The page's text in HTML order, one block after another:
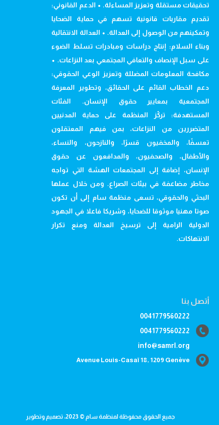
تحقيقات مستقلة وتعزيز المساءلة. • الدعم القانوني:
تقديم مقاربات قانونية تسهم في حماية الضحايا
وتمكينهم من الوصول إلى العدالة. • العدالة الانتقالية
وبناء السلام: إنتاج دراسات ومبادرات تسلط الضوء
على سبل الإنصاف والتعافي المجتمعي بعد النزاعات. •
مكافحة المعلومات المضللة وتعزيز الوعي الحقوقي:
دعم الخطاب القائم على الحقائق، وتطوير المعرفة
المجتمعية بمعايير حقوق الإنسان. الفئات
المستهدفة: تركّز المنظمة على حماية المدنيين
المتضررين من النزاعات، بمن فيهم المعتقلون
تعسفًا، والمخفيون قسرًا، والنازحون، والنساء،
والأطفال، والصحفيون، والمدافعون عن حقوق
الإنسان، إضافة إلى المجتمعات الهشة التي تواجه
مخاطر مضاعفة في بيئات الصراع. ومن خلال عملها
البحثي والحقوقي، تسعى منظمة سام إلى أن تكون
صوتا مهنيا موثوقا للضحايا، وشريكا فاعلا في الجهود
الدولية الرامية إلى ترسيخ العدالة ومنع تكرار
الانتهاكات.
أتصل بنا
0041779560222
0041779560222
info@samrl.org
Avenue Louis-Casaï 18, 1209 Genève
جميع الحقوق محفوظة لمنظمة سام © 2023، تصميم وتطوير